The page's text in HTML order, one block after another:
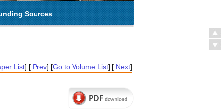
Sources
List] [ Prev] [Go to Volume List] [ Next]